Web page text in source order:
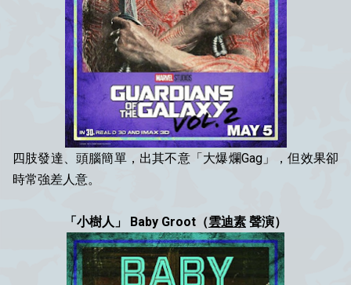
四肢發達、頭腦簡單，出其不意「大爆爛Gag」，但效果卻
時常強差人意。
「小樹人」 Baby Groot（雲迪素 聲演）